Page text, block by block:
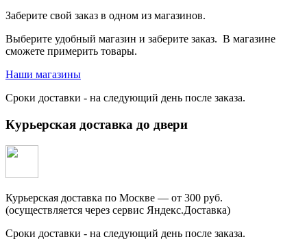
Заберите свой заказ в одном из магазинов.
Выберите удобный магазин и заберите заказ. В магазине
сможете примерить товары.
Наши магазины
Сроки доставки - на следующий день после заказа.
Курьерская доставка до двери
Курьерская доставка по Москве — от 300 руб.
(осуществляется через сервис Яндекс.Доставка)
Сроки доставки - на следующий день после заказа.